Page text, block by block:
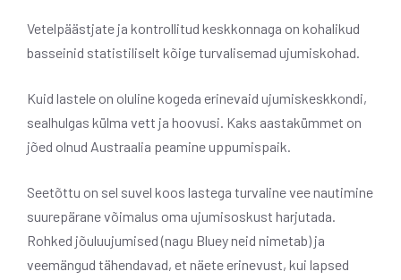
Vetelpäästjate ja kontrollitud keskkonnaga on kohalikud
basseinid statistiliselt kõige turvalisemad ujumiskohad.
Kuid lastele on oluline kogeda erinevaid ujumiskeskkondi,
sealhulgas külma vett ja hoovusi. Kaks aastakümmet on
jõed olnud Austraalia peamine uppumispaik.
Seetõttu on sel suvel koos lastega turvaline vee nautimine
suurepärane võimalus oma ujumisoskust harjutada.
Rohked jõuluujumised (nagu Bluey neid nimetab) ja
veemängud tähendavad, et näete erinevust, kui lapsed